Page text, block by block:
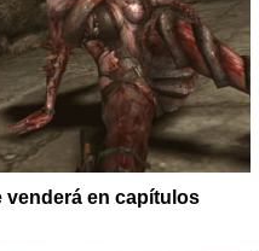
venderá en capítulos